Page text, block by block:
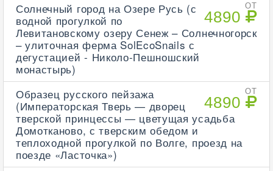
ОТ
4890
Солнечный город на Озере Русь (с
водной прогулкой по
Левитановскому озеру Сенеж – Солнечногорск
– улиточная ферма SolEcoSnails с
дегустацией - Николо-Пешношский
монастырь)
ОТ
4890
Образец русского пейзажа
(Императорская Тверь — дворец
тверской принцессы — цветущая усадьба
Домотканово, с тверским обедом и
теплоходной прогулкой по Волге, проезд на
поезде «Ласточка»)